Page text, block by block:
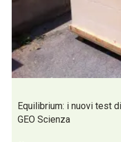
Equilibrium: i nuovi test
GEO Scienza